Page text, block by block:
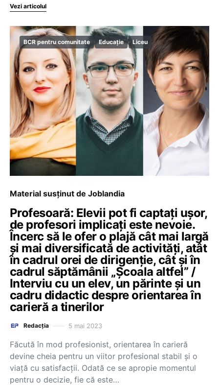
Vezi articolul
BCR pentru comunitate Educație Liceu
Material susținut de Joblandia
Profesoară: Elevii pot fi captați ușor,
de profesori implicați este nevoie.
Încerc să le ofer o plajă cât mai largă
și mai diversificată de activități, atât
în cadrul orei de dirigenție, cât și în
cadrul săptămânii „Școala altfel” /
Interviu cu un elev, un părinte și un
cadru didactic despre orientarea în
carieră a tinerilor
Redacția 5 mai 2023
Făcută în mod profesionist, orientarea în carieră
devine cheia pentru un viitor profesional stabil și o
viață cu satisfacții. Odată ce se apropie momentul
pentru o decizie, fie că este…